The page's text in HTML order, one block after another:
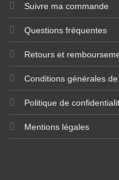
Suivre ma commande
Questions fréquentes
Retours et
Conditions générales
Politique de
Mentions légales